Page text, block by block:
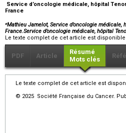
Service d’oncologie médicale, hôpital
France
⁎Mathieu Jamelot, Service d’oncologie
France.Service d’oncologie médicale, hôpital
Le texte complet de cet article est disponible
PDF Article
Résumé
Mots clés
Le texte complet de cet article est
© 2025 Société Française du Cancer.